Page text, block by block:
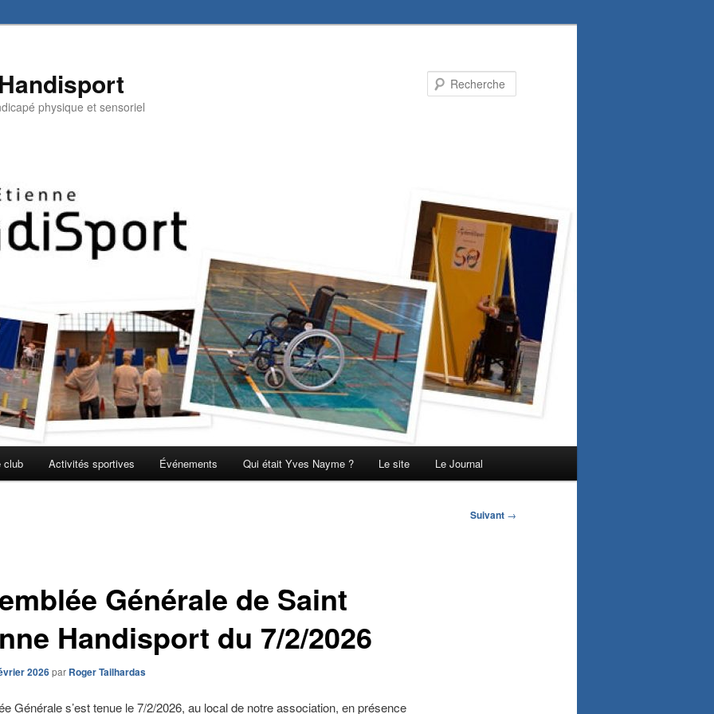
physique et sensoriel
club Activités sportives Événements Qui était Yves Nayme ? Le site Le Journal
Suivant →
Générale de Saint
Handisport du 7/2/2026
2026par Roger Tailhardas
Générale s’est tenue le 7/2/2026, au local de notre association, en présence